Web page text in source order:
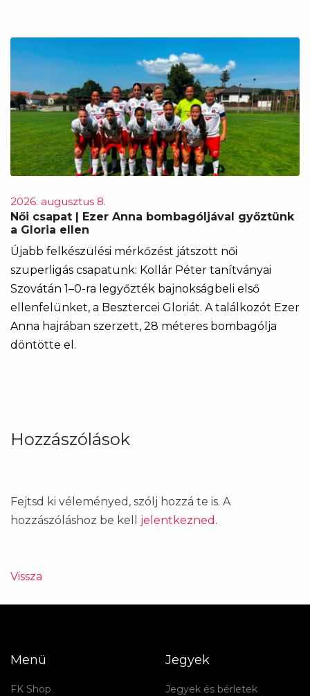
2026. augusztus 8.
Női csapat | Ezer Anna bombagóljával győztünk
a Gloria ellen
Újabb felkészülési mérkőzést játszott női
szuperligás csapatunk: Kollár Péter tanítványai
Szovátán 1–0-ra legyőzték bajnokságbeli első
ellenfelünket, a Besztercei Gloriát. A találkozót Ezer
Anna hajrában szerzett, 28 méteres bombagólja
döntötte el.
Hozzászólások
Fejtsd ki véleményed, szólj hozzá te is. A
hozzászóláshoz be kell jelentkezned .
Vissza
Menü
FK Shop
Jegyek
Jegyek és bérletek